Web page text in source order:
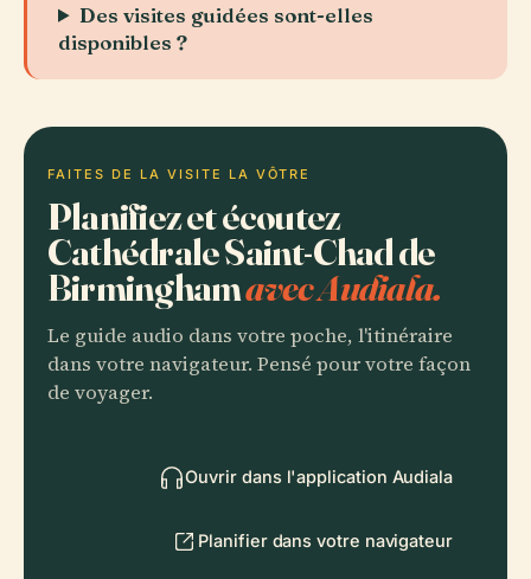
Des visites guidées sont-elles
disponibles ?
FAITES DE LA VISITE LA VÔTRE
Planifiez et écoutez
Cathédrale Saint-Chad de
Birminghamavec Audiala.
Le guide audio dans votre poche, l'itinéraire
dans votre navigateur. Pensé pour votre façon
de voyager.
Ouvrir dans l'application Audiala
Planifier dans votre navigateur